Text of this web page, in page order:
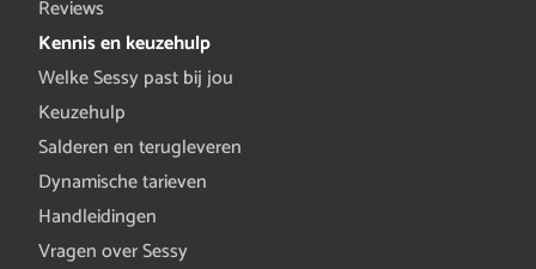
Reviews
Kennis en keuzehulp
Welke Sessy past bij jou
Keuzehulp
Salderen en terugleveren
Dynamische tarieven
Handleidingen
Vragen over Sessy